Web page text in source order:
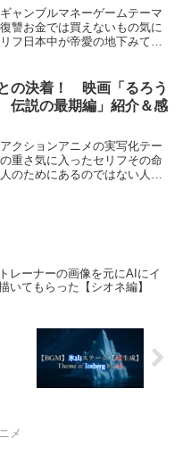
ャンブルマネーゲームテーマ
讐お金では買えないもの気に
フ日本中が帝愛の地下みてぇ
と高倉のやりとりあらすじ
京オリンピッ...
の決着！ 映画「るろう
伝説の最期編」紹介＆感
クションアニメの実写化テー
重さ気に入ったセリフその命
のためにあるのではない人を
レーナーの画像を元にAIにイ
いてもらった【シオネ編】
メ